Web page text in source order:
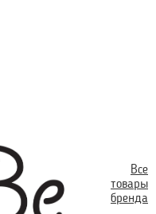
Все
товары
бренда